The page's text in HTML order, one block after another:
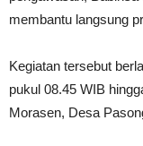
membantu langsung
Kegiatan tersebut
pukul 08.45 WIB
Morasen, Desa